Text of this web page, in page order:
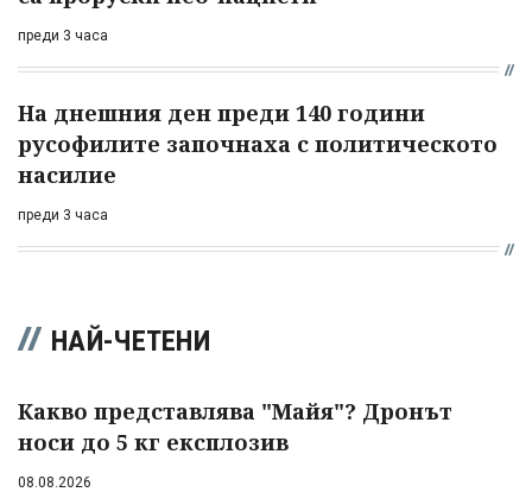
преди 3 часа
На днешния ден преди 140 години
русофилите започнаха с политическото
насилие
преди 3 часа
НАЙ-ЧЕТЕНИ
Какво представлява "Майя"? Дронът
носи до 5 кг експлозив
08.08.2026